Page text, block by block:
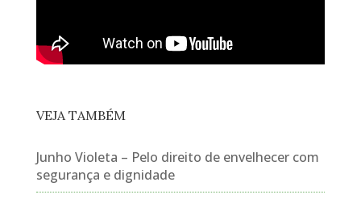
VEJA TAMBÉM
Junho Violeta – Pelo direito de envelhecer com
segurança e dignidade